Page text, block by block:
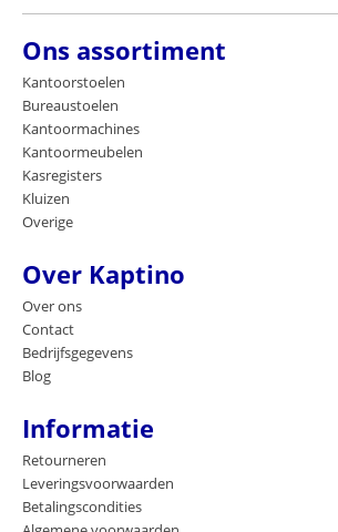
Ons assortiment
Kantoorstoelen
Bureaustoelen
Kantoormachines
Kantoormeubelen
Kasregisters
Kluizen
Overige
Over Kaptino
Over ons
Contact
Bedrijfsgegevens
Blog
Informatie
Retourneren
Leveringsvoorwaarden
Betalingscondities